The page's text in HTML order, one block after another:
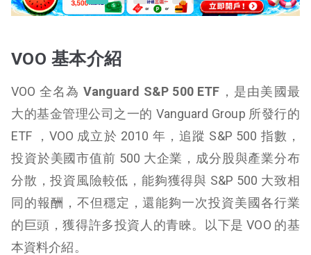
VOO 基本介紹
VOO 全名為 Vanguard S&P 500 ETF ，是由美國最
大的基金管理公司之一的 Vanguard Group 所發行的
ETF ，VOO 成立於 2010 年，追蹤 S&P 500 指數，
投資於美國市值前 500 大企業，成分股與產業分布
分散，投資風險較低，能夠獲得與 S&P 500 大致相
同的報酬，不但穩定，還能夠一次投資美國各行業
的巨頭，獲得許多投資人的青睞。以下是 VOO 的基
本資料介紹。